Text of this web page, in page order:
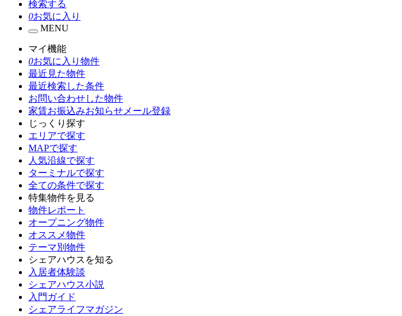
検索する
0お気に入り
MENU
マイ機能
0お気に入り物件
最近見た物件
最近検索した条件
お問い合わせした物件
家賃お振込みお知らせメール登録
じっくり探す
エリアで探す
MAPで探す
人気沿線で探す
ターミナルで探す
全ての条件で探す
特集物件を見る
物件レポート
オープニング物件
オススメ物件
テーマ別物件
シェアハウスを知る
入居者体験談
シェアハウス小説
入門ガイド
シェアライフマガジン